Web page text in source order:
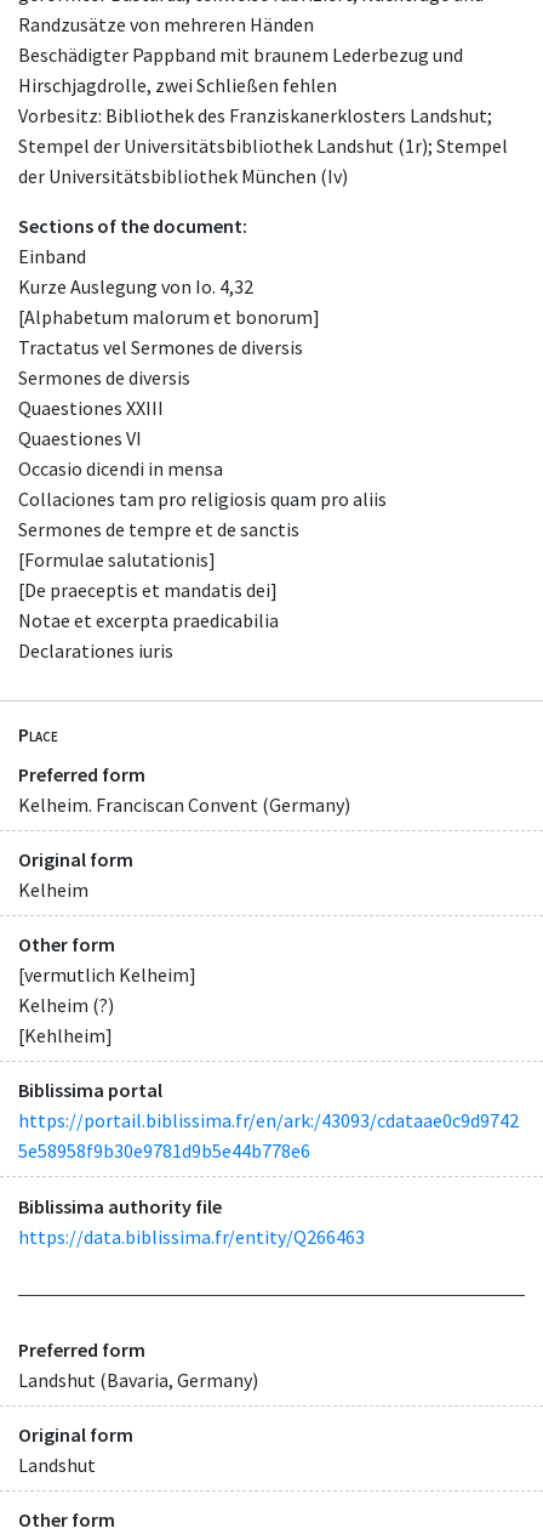
Randzusätze von mehreren Händen
Beschädigter Pappband mit braunem Lederbezug und
Hirschjagdrolle, zwei Schließen fehlen
Vorbesitz: Bibliothek des Franziskanerklosters Landshut;
Stempel der Universitätsbibliothek Landshut (1r); Stempel
der Universitätsbibliothek München (Iv)
Sections of the document:
Einband
Kurze Auslegung von Io. 4,32
[Alphabetum malorum et bonorum]
Tractatus vel Sermones de diversis
Sermones de diversis
Quaestiones XXIII
Quaestiones VI
Occasio dicendi in mensa
Collaciones tam pro religiosis quam pro aliis
Sermones de tempre et de sanctis
[Formulae salutationis]
[De praeceptis et mandatis dei]
Notae et excerpta praedicabilia
Declarationes iuris
Place
Preferred form
Kelheim. Franciscan Convent (Germany)
Original form
Kelheim
Other form
[vermutlich Kelheim]
Kelheim (?)
[Kehlheim]
Biblissima portal
https://portail.biblissima.fr/en/ark:/43093/cdataae0c9d9742
5e58958f9b30e9781d9b5e44b778e6
Biblissima authority file
https://data.biblissima.fr/entity/Q266463
Preferred form
Landshut (Bavaria, Germany)
Original form
Landshut
Other form